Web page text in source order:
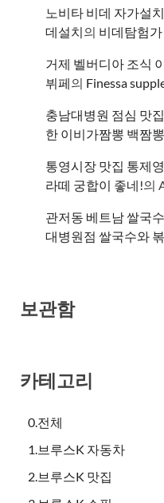
노비타 비데 자가설
데설치의 비데탐험가
거제 벨버디아 조식
뷔페의 ​Finessa
충남대병원 점심 맛
한 이비가짬뽕 백짬
통영시장 맛집 통제
라떼 궁합이 좋네!의
관저동 베트남 쌀국
대병원점 쌀국수와
보관함
카테고리
0.전체
1.브루스K 자동차
2.브루스K 맛집